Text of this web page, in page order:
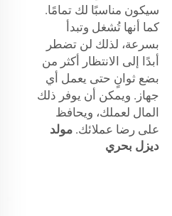
سيكون مناسبًا لك تمامًا.
كما أنها تُشغل وتبدأ
بسرعة، لذلك لن تضطر
أبدًا إلى الانتظار أكثر من
بضع ثوانٍ حتى يعمل أي
جهاز. ويمكن أن يوفر ذلك
المال لعملك، ويحافظ
على رضا عملائك. مولد
ديزل بحري